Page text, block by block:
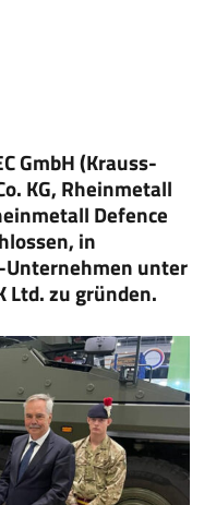
GmbH (Krauss-
KG, Rheinmetall
Defence
in
unter
Ltd. zu gründen.